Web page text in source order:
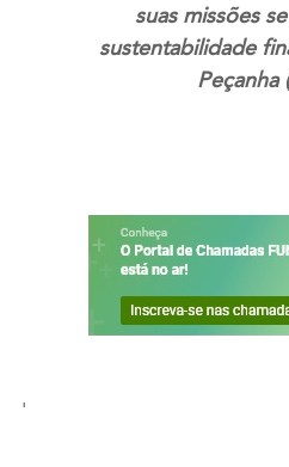
suas missões
sustentabilidade
Peçanha
'